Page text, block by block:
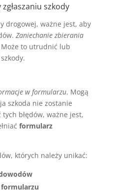
szkody
drogowej, ważne jest, aby
Zaniechanie zbierania
to utrudnić lub
w formularzu. Mogą
szkoda nie zostanie
błędów, ważne jest,
formularz
których należy unikać:
formularzu